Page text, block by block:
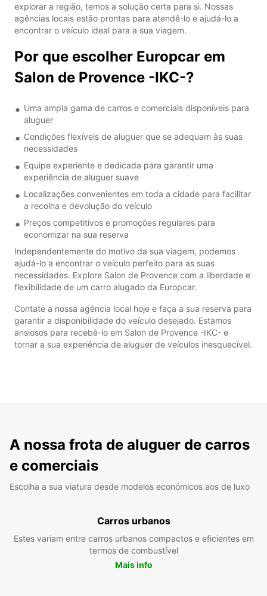
explorar a região, temos a solução certa para si. Nossas
agências locais estão prontas para atendê-lo e ajudá-lo a
encontrar o veículo ideal para a sua viagem.
Por que escolher Europcar em
Salon de Provence -IKC-?
Uma ampla gama de carros e comerciais disponíveis para
aluguer
Condições flexíveis de aluguer que se adequam às suas
necessidades
Equipe experiente e dedicada para garantir uma
experiência de aluguer suave
Localizações convenientes em toda a cidade para facilitar
a recolha e devolução do veículo
Preços competitivos e promoções regulares para
economizar na sua reserva
Independentemente do motivo da sua viagem, podemos
ajudá-lo a encontrar o veículo perfeito para as suas
necessidades. Explore Salon de Provence com a liberdade e
flexibilidade de um carro alugado da Europcar.
Contate a nossa agência local hoje e faça a sua reserva para
garantir a disponibilidade do veículo desejado. Estamos
ansiosos para recebê-lo em Salon de Provence -IKC- e
tornar a sua experiência de aluguer de veículos inesquecível.
A nossa frota de aluguer de carros
e comerciais
Escolha a sua viatura desde modelos económicos aos de luxo
Carros urbanos
Estes variam entre carros urbanos compactos e eficientes em
termos de combustível
Mais info